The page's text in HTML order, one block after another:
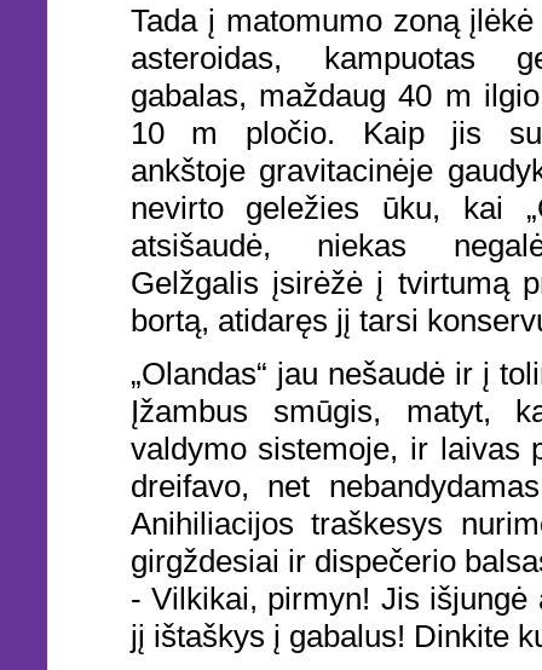
Tada į matomumo zoną
asteroidas, kampuotas
gabalas, maždaug 40 m
10 m pločio. Kaip jis
ankštoje gravitacinėje
nevirto geležies ūku, kai
atsišaudė, niekas
Gelžgalis įsirėžė į tvirtumą
bortą, atidaręs jį tarsi
„Olandas“ jau nešaudė ir į
Įžambus smūgis, matyt,
valdymo sistemoje, ir laivas
dreifavo, net
Anihiliacijos traškesys
girgždesiai ir dispečerio
- Vilkikai, pirmyn! Jis
jį ištaškys į gabalus! Dinkite